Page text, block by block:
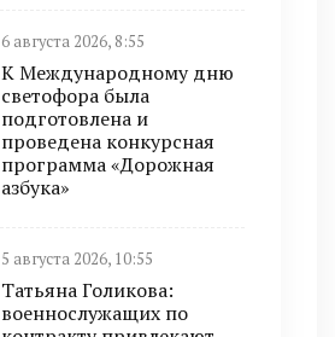
6 августа 2026, 8:55
К Международному дню
светофора была
подготовлена и
проведена конкурсная
программа «Дорожная
азбука»
5 августа 2026, 10:55
Татьяна Голикова:
военнослужащих по